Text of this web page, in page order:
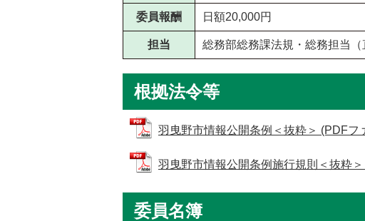
委員報酬 日額20,000円
担当 総務部総務課法規・総務担当
根拠法令等
羽曳野市情報公開条例＜抜粋＞ (PDFフ
羽曳野市情報公開条例施行規則＜抜粋
委員名簿